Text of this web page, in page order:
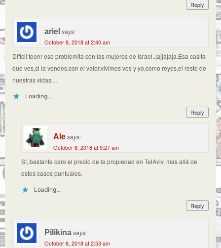
Reply
ariel says:
October 8, 2018 at 2:40 am
Dificil teenr ese problemita con las mujeres de Israel..jajjajaja.Esa casita
que ves,si la vendes,con el valor,vivimos vos y yo,como reyes,el resto de
nuestras vidas…
Loading...
Reply
Alesays:
October 8, 2018 at 9:27 am
Sí, bastante caro el precio de la propiedad en TelAviv, más allá de
estos casos puntuales.
Loading...
Reply
Pilikinasays:
October 8, 2018 at 2:53 am